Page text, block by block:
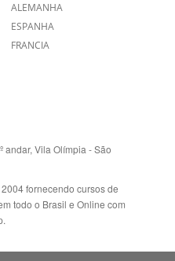
AUSTRÁLIA E NOVA
ZELÂNDIA
ALEMANHA
andar, Vila Olímpia - São
fornecendo cursos de